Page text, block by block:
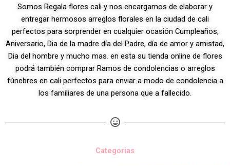
Somos Regala flores cali y nos encargamos de elaborar y
entregar hermosos arreglos florales en la ciudad de cali
perfectos para sorprender en cualquier ocasión Cumpleaños,
Aniversario, Dia de la madre día del Padre, día de amor y amistad,
Dia del hombre y mucho mas. en esta su tienda online de flores
podrá también comprar Ramos de condolencias o arreglos
fúnebres en cali perfectos para enviar a modo de condolencia a
los familiares de una persona que a fallecido.
Categorias